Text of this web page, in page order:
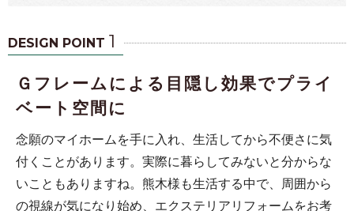
DESIGN POINT 1
Ｇフレームによる目隠し効果でプライ
ベート空間に
念願のマイホームを手に入れ、生活してから不便さに気
付くことがあります。実際に暮らしてみないと分からな
いこともありますね。熊木様も生活する中で、周囲から
の視線が気になり始め、エクステリアリフォームをお考